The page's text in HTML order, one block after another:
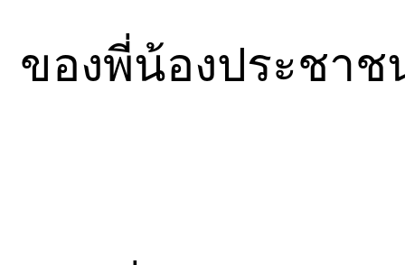
ของพี่น้องประชา